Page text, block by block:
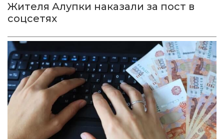
Жителя Алупки наказали за пост в
соцсетях